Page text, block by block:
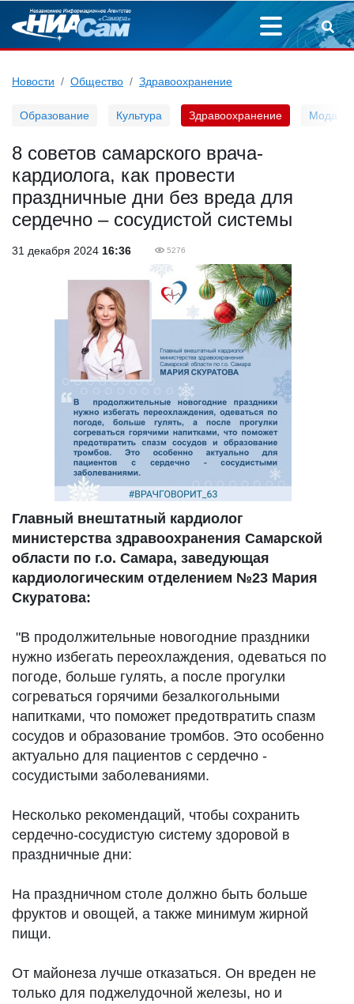
Новости Общество Здравоохранение
Образование Культура Здравоохранение Мода
8 советов самарского врача-
кардиолога, как провести
праздничные дни без вреда для
сердечно – сосудистой системы
31 декабря 2024 16:36 5276
Главный внештатный кардиолог
министерства здравоохранения Самарской
области по г.о. Самара, заведующая
кардиологическим отделением №23 Мария
Скуратова:
"В продолжительные новогодние праздники
нужно избегать переохлаждения, одеваться по
погоде, больше гулять, а после прогулки
согреваться горячими безалкогольными
напитками, что поможет предотвратить спазм
сосудов и образование тромбов. Это особенно
актуально для пациентов с сердечно -
сосудистыми заболеваниями.
Несколько рекомендаций, чтобы сохранить
сердечно-сосудистую систему здоровой в
праздничные дни:
На праздничном столе должно быть больше
фруктов и овощей, а также минимум жирной
пищи.
От майонеза лучше отказаться. Он вреден не
только для поджелудочной железы, но и